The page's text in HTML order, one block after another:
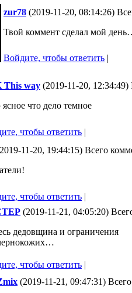
zur78 (2019-11-20, 08:14:26)
Твой коммент сделал мой
Войдите, чтобы ответить |
This way (2019-11-20, 12:34:49)
ясное что дело темное
чтобы ответить |
11-20, 19:44:15) Всего
чтобы ответить |
(2019-11-21, 04:05:20)
дедовщина и ограничения
чтобы ответить |
(2019-11-21, 09:47:31)